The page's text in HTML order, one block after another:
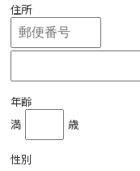
住所
年齢
満
歳
性別